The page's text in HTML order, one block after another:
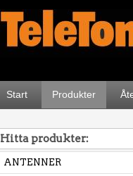
Start Produkter
Hitta produkter:
ANTENNER